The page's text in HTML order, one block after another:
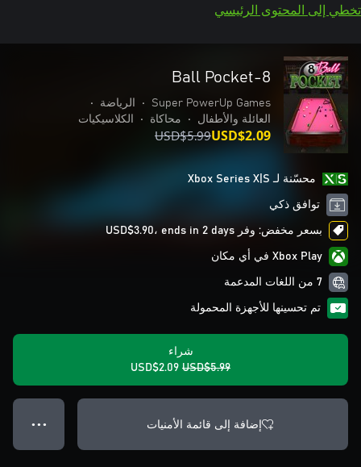
تخطي إلى المحتوى الرئيسي
8-Ball Pocket
Super PowerUp Games
• الرياضة
•
العائلة والأطفال
• محاكاة • الكلاسيكيات
USD$5.99USD$2.09
محسّنة لـ Xbox Series X|S
توافق ذكي
بسعر مخفض: وفر USD$3.90، ends in 2 days
Xbox Play في أي مكان
7 من اللغات المدعمة
تم تحسينها للأجهزة المحمولة
شراء
USD$5.99
USD$2.09
إضافة إلى قائمة الأمنيات ● ● ●